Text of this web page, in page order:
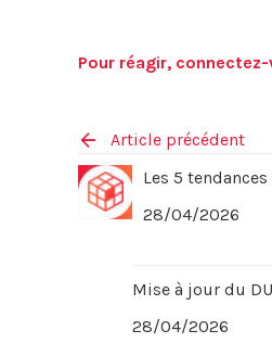
Pour réagir,
Article précédent
Les 5
28/04/2026
Mise à jour du
28/04/2026